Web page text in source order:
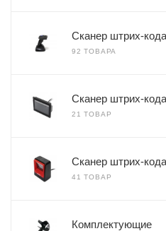
Сканер штрих-
92 ТОВАРА
Сканер штрих-
21 ТОВАР
Сканер штрих-
41 ТОВАР
Комплектующие